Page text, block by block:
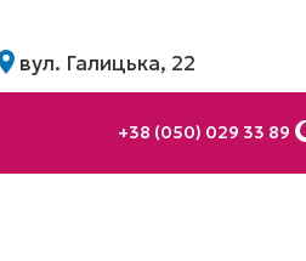
вул. Галицька, 22
+38 (050) 029 33 89